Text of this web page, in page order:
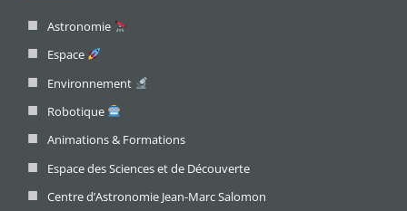
Astronomie
Espace
Environnement
Robotique
Animations & Formations
Espace des Sciences et de Découverte
Centre d’Astronomie Jean-Marc Salomon